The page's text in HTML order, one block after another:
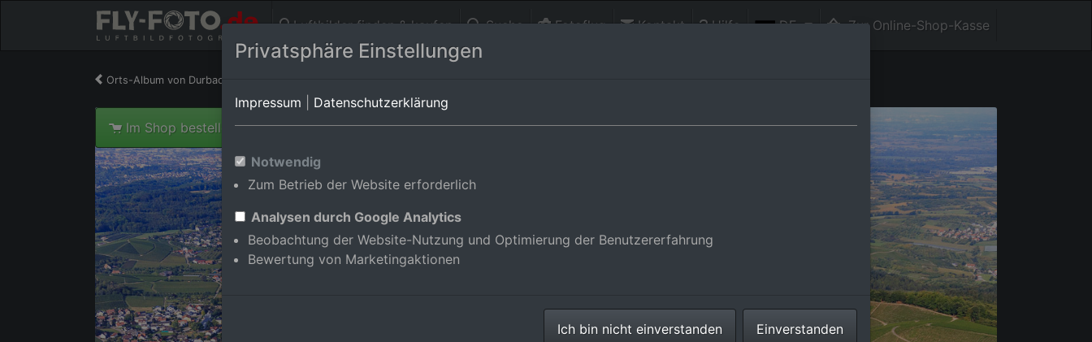
Luftbilder finden & kaufen Suche Fotoflug Kontakt Hilfe DE Zur Online-Shop-Kasse
Orts-Album von Durbach/Heimbach
Im Shop bestellen
Privatsphäre Einstellungen
Impressum Datenschutzerklärung
Notwendig
Zum Betrieb der Website erforderlich
Analysen durch Google Analytics
Beobachtung der Website-Nutzung und Optimierung der Benutzererfahrung
Bewertung von Marketingaktionen
Ich bin nicht einverstanden Einverstanden